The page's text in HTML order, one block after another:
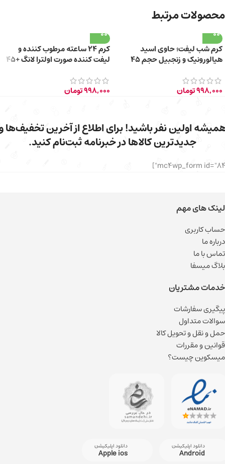
محصولات مرتبط
کرم شب لیفت؛ حاوی اسید
هیالورونیک و زنجبیل حجم 45
998,000تومان
کرم ۲۴ ساعته مرطوب کننده و
لیفت کننده صورت اولترا لانگ +45
998,000تومان
اولین نفر باشید! برای اطلاع از آخرین تخفیف‌ها
جدیدترین کالاها در خبرنامه ثبت‌نام کنید.
لینک های مهم
حساب کاربری
درباره ما
تماس با ما
بلاگ میسفا
خدمات مشتریان
پیگیری سفارشات
سوالات متداول
حمل و نقل و تحویل کالا
قوانین و مقررات
میسکوین چیست؟
دانلود اپلیکیشن
Android
دانلود اپلیکیشن
Apple ios